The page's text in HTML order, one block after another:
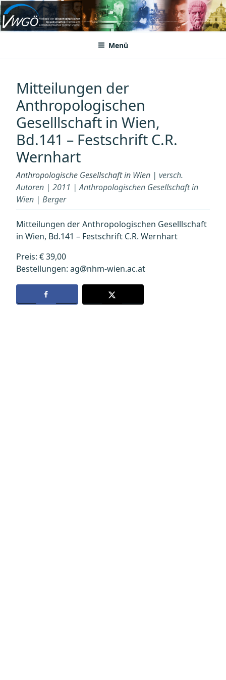
Zum
Inhalt
springenVWGÖ
Federation of Austrian Scientific Societies
Menü
Mitteilungen der
Anthropologischen
Geselllschaft in Wien,
Bd.141 – Festschrift C.R.
Wernhart
Anthropologische Gesellschaft in Wien | versch.
Autoren | 2011 | Anthropologischen Gesellschaft in
Wien | Berger
Mitteilungen der Anthropologischen Geselllschaft
in Wien, Bd.141 – Festschrift C.R. Wernhart
Preis: € 39,00
Bestellungen: ag@nhm-wien.ac.at